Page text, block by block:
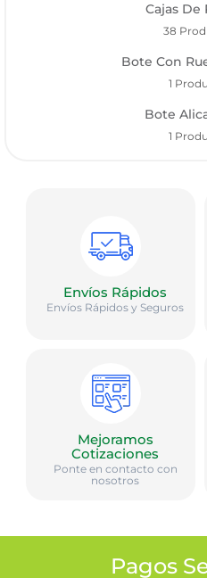
Cajas De
38
Bote Con
1
Bote
1
Envíos Rápidos
Envíos Rápidos y Seguros
Mejoramos
Cotizaciones
Ponte en contacto con
nosotros
Pagos